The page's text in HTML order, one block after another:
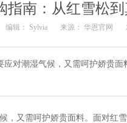
指南：从红雪松
编辑： Sylvia 来源： 华恩官网
对潮湿气候，又需呵护娇贵
，又需呵护娇贵面料。面对红